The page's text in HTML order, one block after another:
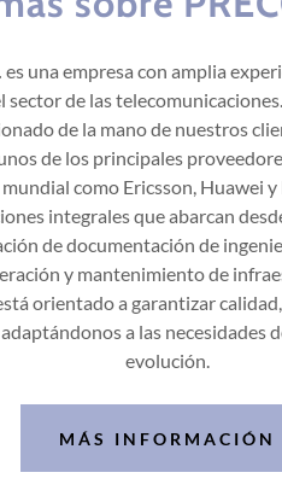
es una empresa con amplia
sector de las
de la mano de nuestros
de los principales
mundial como Ericsson, Huawei y
integrales que abarcan
de documentación de
y mantenimiento de
orientado a garantizar
a las necesidades
evolución.
MÁS INFORMACIÓN